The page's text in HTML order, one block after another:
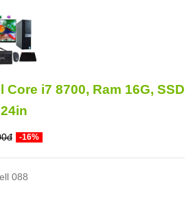
Core i7 8700, Ram 16G, SSD
-16%
088